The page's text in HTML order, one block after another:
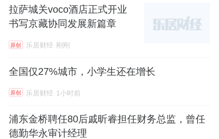
拉萨城关voco酒店正式开业
书写京藏协同发展新篇章
原创 乐居财经 刚刚
全国仅27%城市，小学生还在增长
原创 乐居财经 1小时前
浦东金桥聘任80后戚昕睿担任财务总监，曾任
德勤华永审计经理